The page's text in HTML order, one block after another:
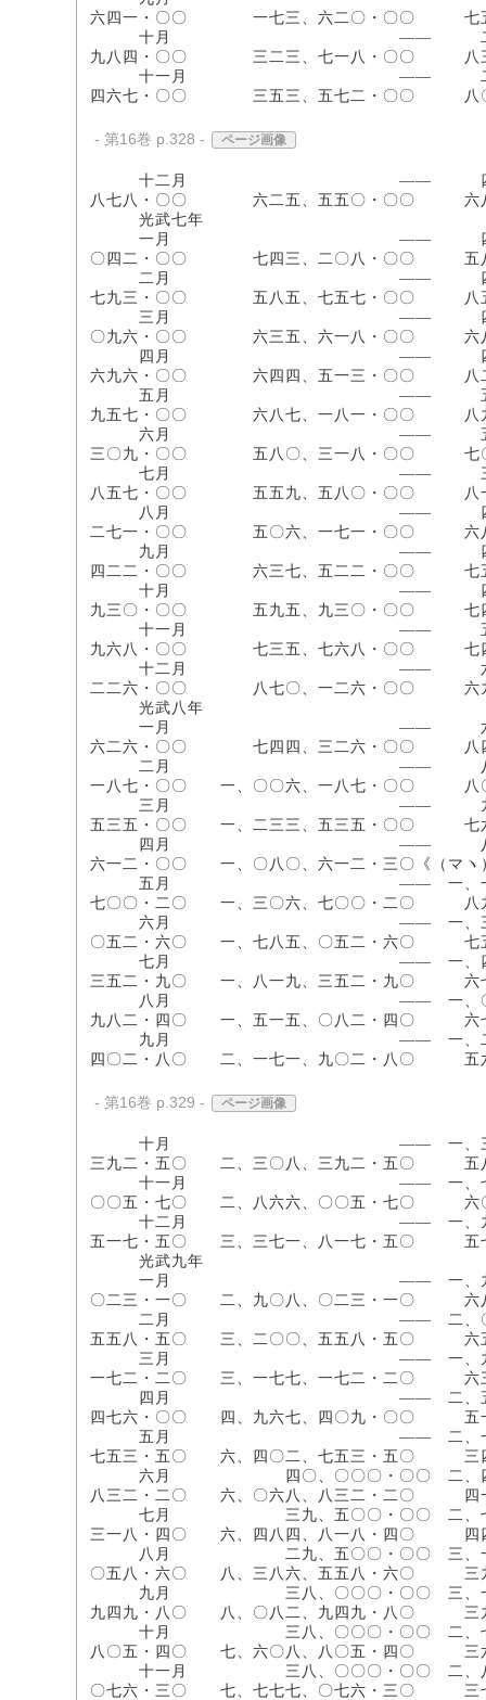
六四一・〇〇 一七三、六二〇・〇〇
十月 ―― 二六八、七三四・
九八四・〇〇 三二三、七一八・〇〇
十一月 ―― 二八三、一〇五
四六七・〇〇 三五三、五七二・〇〇
- 第16巻 p.328 - ページ画像
十二月 ―― 四二二、六七二
八七八・〇〇 六二五、五五〇・〇〇
光武七年
一月 ―― 四三三、一六六・
〇四二・〇〇 七四三、二〇八・〇〇
二月 ―― 四九六、九六四・
七九三・〇〇 五八五、七五七・〇〇
三月 ―― 四四四、五二二・
〇九六・〇〇 六三五、六一八・〇〇
四月 ―― 四四〇、八一七・
六九六・〇〇 六四四、五一三・〇〇
五月 ―― 五六三、二二四・
九五七・〇〇 六八七、一八一・〇〇
六月 ―― 五一七、〇〇九・
三〇九・〇〇 五八〇、三一八・〇〇
七月 ―― 三九四、七二三・
八五七・〇〇 五五九、五八〇・〇〇
八月 ―― 四〇八、九〇〇・
二七一・〇〇 五〇六、一七一・〇〇
九月 ―― 四三四、一〇〇・
四二二・〇〇 六三七、五二二・〇〇
十月 ―― 四四九、〇〇〇・
九三〇・〇〇 五九五、九三〇・〇〇
十一月 ―― 五四一、八〇〇
九六八・〇〇 七三五、七六八・〇〇
十二月 ―― 六〇一、九〇〇
二二六・〇〇 八七〇、一二六・〇〇
光武八年
一月 ―― 六二四、七〇〇・
六二六・〇〇 七四四、三二六・〇〇
二月 ―― 八〇五、〇〇〇・
一八七・〇〇 一、〇〇六、一八七・〇〇
三月 ―― 九四三、〇〇〇・
五三五・〇〇 一、二三三、五三五・〇〇
四月 ―― 八五三、〇〇〇・
六一二・〇〇 一、〇八〇、六一二・三〇《（マ
五月 ―― 一、一六〇、〇〇〇・
七〇〇・二〇 一、三〇六、七〇〇・二〇
六月 ―― 一、三三六、〇〇〇・
〇五二・六〇 一、七八五、〇五二・六〇
七月 ―― 一、四〇一、〇〇〇・
三五二・九〇 一、八一九、三五二・九〇
八月 ―― 一、〇二〇、一〇〇・
九八二・四〇 一、五一五、〇八二・四〇
九月 ―― 一、二〇五、五〇〇・
四〇二・八〇 二、一七一、九〇二・八〇
- 第16巻 p.329 - ページ画像
十月 ―― 一、三三二、〇〇〇・
三九二・五〇 二、三〇八、三九二・五〇
十一月 ―― 一、七三二、〇〇〇・
〇〇五・七〇 二、八六六、〇〇五・七〇
十二月 ―― 一、九二一、三〇〇・
五一七・五〇 三、三七一、八一七・五〇
光武九年
一月 ―― 一、九八二、〇〇〇・
〇二三・一〇 二、九〇八、〇二三・一〇
二月 ―― 二、〇九〇、〇〇〇・〇
五五八・五〇 三、二〇〇、五五八・五〇
三月 ―― 一、九八五、〇〇〇・〇
一七二・二〇 三、一七七、一七二・二〇
四月 ―― 二、五七一、九三三・〇
四七六・〇〇 四、九六七、四〇九・〇〇
五月 ―― 二、一九〇、〇〇〇・〇
七五三・五〇 六、四〇二、七五三・五〇
六月 四〇、〇〇〇・〇〇 二、四六〇、
八三二・二〇 六、〇六八、八三二・二〇
七月 三九、五〇〇・〇〇 二、七八七、
三一八・四〇 六、四八四、八一八・四〇
八月 二九、五〇〇・〇〇 三、一九三、
〇五八・六〇 八、三八六、五五八・六〇
九月 三八、〇〇〇・〇〇 三、一一〇、
九四九・八〇 八、〇八二、九四九・八〇
十月 三八、〇〇〇・〇〇 二、七〇〇、
八〇五・四〇 七、六〇八、八〇五・四〇
十一月 三八、〇〇〇・〇〇 二、八一〇、
〇七六・三〇 七、七七七、〇七六・三〇